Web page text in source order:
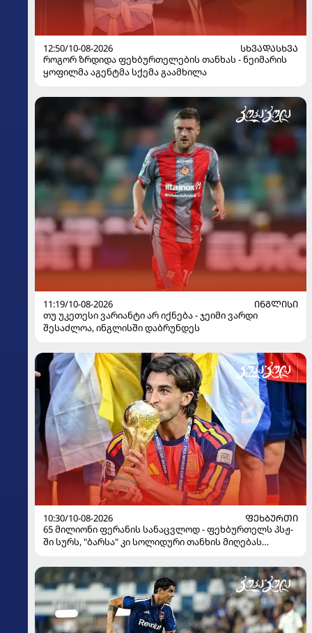
12:50/10-08-2026
ᲡᲮᲕᲐᲓᲐᲡᲮᲕᲐ
როგორ ზრდიდა ფეხბურთელების თანხას - ნეიმარის
ყოფილმა აგენტმა სქემა გაამხილა
11:19/10-08-2026
ᲘᲜᲒᲚᲘᲡᲘ
თუ უკეთესი ვარიანტი არ იქნება - ჯეიმი ვარდი
შესაძლოა, ინგლისში დაბრუნდეს
10:30/10-08-2026
ᲤᲔᲮᲑᲣᲠᲗᲘ
65 მილიონი ფერანის სანაცვლოდ - ფეხბურთელს პსჟ-
ში სურს, "ბარსა" კი სოლიდური თანხის მიღებას